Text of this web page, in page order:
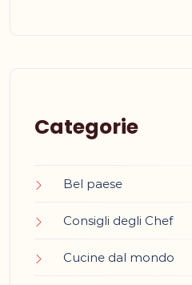
Categorie
Bel paese
Consigli degli Chef
Cucine dal mondo